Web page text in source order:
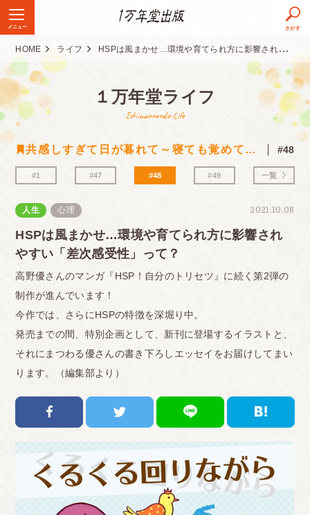
メニュー さがす
HOME ライフ HSPは風まかせ…環境や育てられ方に影響されやすい「差次感受性」って？
１万年堂ライフ
Ichimannendo-Life
共感しすぎて日が暮れて～寝ても覚めてもHSPな高野優のマンガエッセイ #48
#1 #47 #48 #49 一覧
2021.10.08
人生 心理
HSPは風まかせ…環境や育てられ方に影響され
やすい「差次感受性」って？
高野優さんのマンガ『HSP！自分のトリセツ』に続く第2弾の
制作が進んでいます！
今作では、さらにHSPの特徴を深堀り中。
発売までの間、特別企画として、新刊に登場するイラストと、
それにまつわる優さんの書き下ろしエッセイをお届けしてまい
ります。（編集部より）